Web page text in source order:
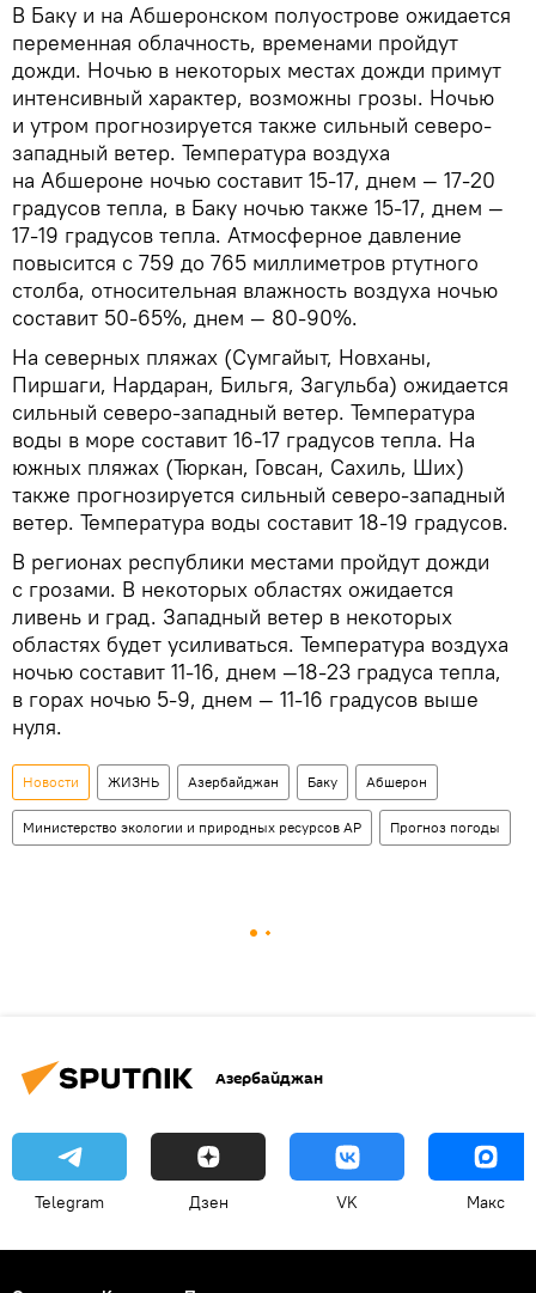
В Баку и на Абшеронском полуострове ожидается
переменная облачность, временами пройдут
дожди. Ночью в некоторых местах дожди примут
интенсивный характер, возможны грозы. Ночью
и утром прогнозируется также сильный северо-
западный ветер. Температура воздуха
на Абшероне ночью составит 15-17, днем — 17-20
градусов тепла, в Баку ночью также 15-17, днем —
17-19 градусов тепла. Атмосферное давление
повысится с 759 до 765 миллиметров ртутного
столба, относительная влажность воздуха ночью
составит 50-65%, днем — 80-90%.
На северных пляжах (Сумгайыт, Новханы,
Пиршаги, Нардаран, Бильгя, Загульба) ожидается
сильный северо-западный ветер. Температура
воды в море составит 16-17 градусов тепла. На
южных пляжах (Тюркан, Говсан, Сахиль, Ших)
также прогнозируется сильный северо-западный
ветер. Температура воды составит 18-19 градусов.
В регионах республики местами пройдут дожди
с грозами. В некоторых областях ожидается
ливень и град. Западный ветер в некоторых
областях будет усиливаться. Температура воздуха
ночью составит 11-16, днем —18-23 градуса тепла,
в горах ночью 5-9, днем — 11-16 градусов выше
нуля.
Новости ЖИЗНЬ Азербайджан Баку Абшерон
Министерство экологии и природных ресурсов АР Прогноз погоды
Азербайджан
Telegram Дзен VK Макс